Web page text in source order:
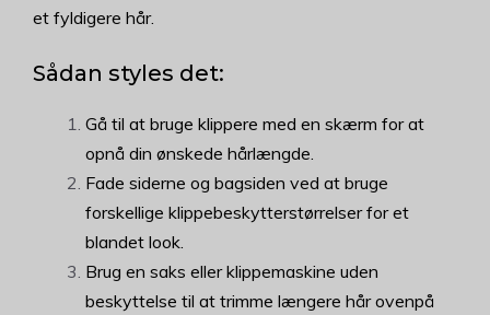
et fyldigere hår.
Sådan styles det:
Gå til at bruge klippere med en skærm for at
opnå din ønskede hårlængde.
Fade siderne og bagsiden ved at bruge
forskellige klippebeskytterstørrelser for et
blandet look.
Brug en saks eller klippemaskine uden
beskyttelse til at trimme længere hår ovenpå